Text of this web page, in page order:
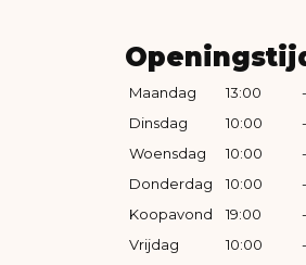
Maandag 13:00 -
Dinsdag
10:00 -
Woensdag
10:00 -
Donderdag
10:00 -
Koopavond
19:00 -
Vrijdag
10:00 -